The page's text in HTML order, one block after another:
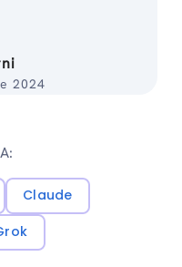
2024
Claude